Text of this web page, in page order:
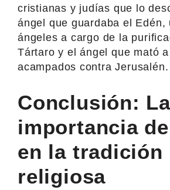
cristianas y judías que lo
ángel que guardaba el Edén,
ángeles a cargo de la
Tártaro y el ángel que mató
acampados contra Jerusalén.
Conclusión: La
importancia
en la tradición
religiosa